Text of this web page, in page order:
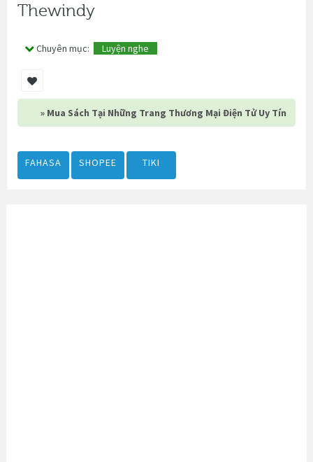
Thewindy
Chuyên mục: Luyện nghe
» Mua Sách Tại Những Trang Thương Mại Điện Tử Uy Tín
FAHASA SHOPEE TIKI